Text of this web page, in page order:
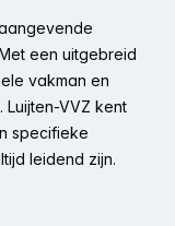
een uitgebreid
vakman en
VVZ kent
specifieke
leidend zijn.